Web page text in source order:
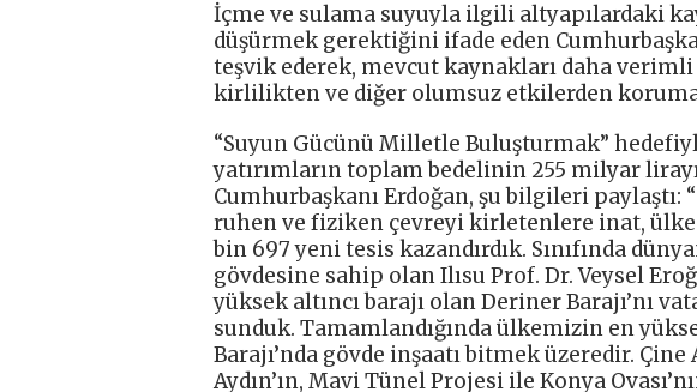
İçme ve sulama suyuyla ilgili altyapılardaki
düşürmek gerektiğini ifade eden
teşvik ederek, mevcut kaynakları daha
kirlilikten ve diğer olumsuz etkilerden
“Suyun Gücünü Milletle Buluşturmak”
yatırımların toplam bedelinin 255 milyar
Cumhurbaşkanı Erdoğan, şu bilgileri paylaştı:
ruhen ve fiziken çevreyi kirletenlere inat,
bin 697 yeni tesis kazandırdık. Sınıfında
gövdesine sahip olan Ilısu Prof. Dr. Veysel
yüksek altıncı barajı olan Deriner Barajı’nı
sunduk. Tamamlandığında ülkemizin en
Barajı’nda gövde inşaatı bitmek üzeredir.
Aydın’ın, Mavi Tünel Projesi ile Konya